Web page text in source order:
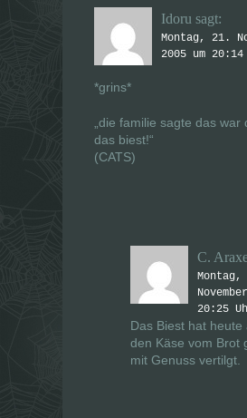
s
t
g
e
f
e
t
)
t
e
r
g
e
t
Idoru sagt:
Montag, 21.
2005 um 20:14
*grins*
„die familie sagte das war
das biest!“
(CATS)
C.
Montag,
20:25
Das Biest hat heute
den Käse vom Brot
mit Genuss vertilgt.